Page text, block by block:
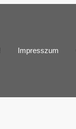
Impresszum